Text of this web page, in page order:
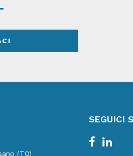
(TO)
SEGUICI